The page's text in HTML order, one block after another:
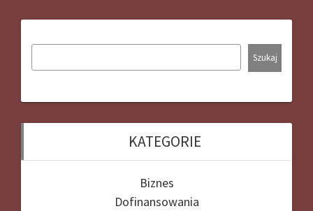
Szukaj
KATEGORIE
Biznes
Dofinansowania